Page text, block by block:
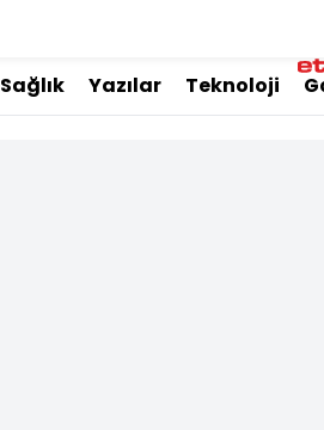
Sağlık Yazılar Teknoloji